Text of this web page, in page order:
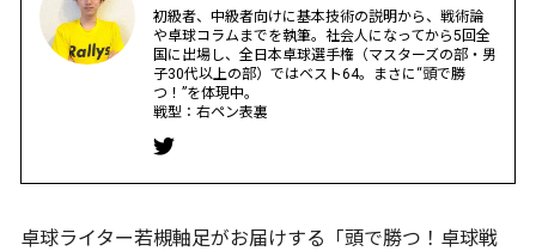
初級者、中級者向けに基本技術の説明から、戦術論
や卓球コラムまでを執筆。社会人になってから5回全
国に出場し、全日本卓球選手権（マスターズの部・男
子30代以上の部）ではベスト64。まさに“頭で勝
つ！”を体現中。
戦型：右ペン表裏
卓球ライター若槻軸足がお届けする「頭で勝つ！卓球戦